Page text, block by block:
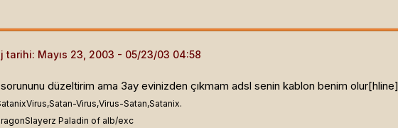
tarihi: Mayıs 23, 2003
düzeltirim ama 3ay evinizden çıkmam adsl senin kablon benim olur[hline]
Virus,Virus-Satan,Satanix.
Paladin of alb/exc